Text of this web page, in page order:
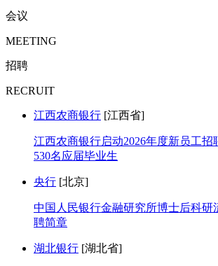
会议
MEETING
招聘
RECRUIT
江西农商银行 [江西省]
江西农商银行启动2026年度新员工招
530名应届毕业生
央行 [北京]
中国人民银行金融研究所博士后科研
聘简章
湖北银行 [湖北省]